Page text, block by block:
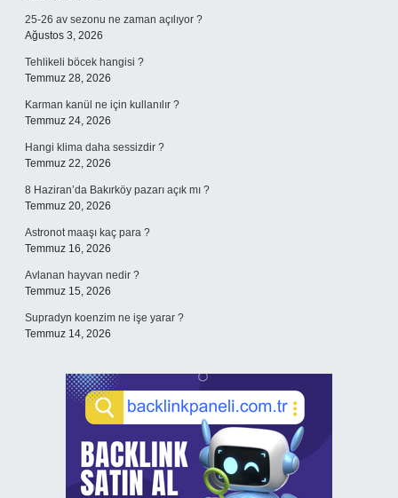
25-26 av sezonu ne zaman açılıyor ?
Ağustos 3, 2026
Tehlikeli böcek hangisi ?
Temmuz 28, 2026
Karman kanül ne için kullanılır ?
Temmuz 24, 2026
Hangi klima daha sessizdir ?
Temmuz 22, 2026
8 Haziran’da Bakırköy pazarı açık mı ?
Temmuz 20, 2026
Astronot maaşı kaç para ?
Temmuz 16, 2026
Avlanan hayvan nedir ?
Temmuz 15, 2026
Supradyn koenzim ne işe yarar ?
Temmuz 14, 2026